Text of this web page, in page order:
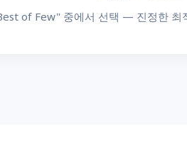
of Few" 중에서 선택 — 진정한 최